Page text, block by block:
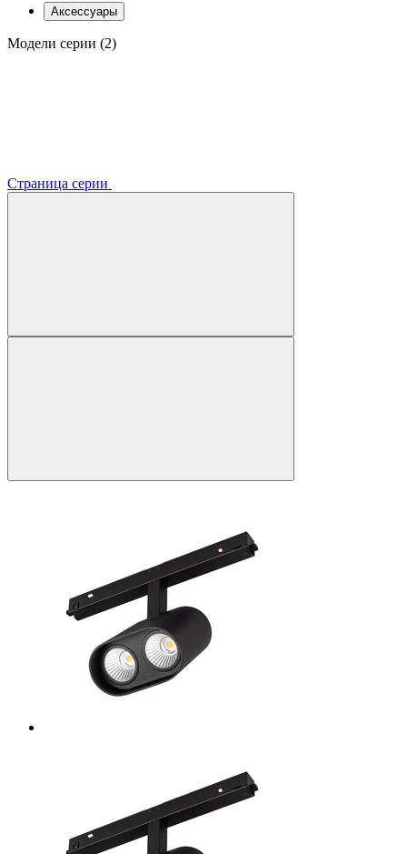
Аксессуары
Модели серии (2)
Страница серии